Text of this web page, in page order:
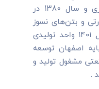
صنعتی مبارکه اصفهان راه‌اندازی و سال 1380 در
و بتن‌های نسوز
به بهره‌برداری رسانده و در سال 1401 واحد تولیدی
اصفهان توسعه
مشغول تولید و
.